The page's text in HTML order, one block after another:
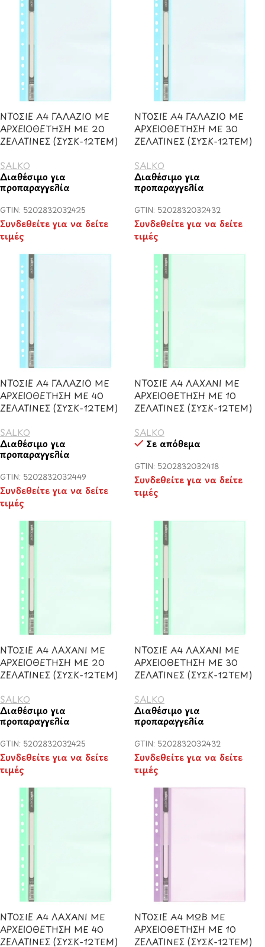
ΝΤΟΣΙΕ Α4 ΓΑΛΑΖΙΟ ΜΕ
ΑΡΧΕΙΟΘΕΤΗΣΗ ΜΕ 20
ΖΕΛΑΤΙΝΕΣ (ΣΥΣΚ-12ΤΕΜ)
SALKO
Διαθέσιμο για
προπαραγγελία
GTIN: 5202832032425
Συνδεθείτε για να δείτε
τιμές
ΝΤΟΣΙΕ Α4 ΓΑΛΑΖΙΟ ΜΕ
ΑΡΧΕΙΟΘΕΤΗΣΗ ΜΕ 30
ΖΕΛΑΤΙΝΕΣ (ΣΥΣΚ-12ΤΕΜ)
SALKO
Διαθέσιμο για
προπαραγγελία
GTIN: 5202832032432
Συνδεθείτε για να δείτε
τιμές
ΝΤΟΣΙΕ Α4 ΓΑΛΑΖΙΟ ΜΕ
ΑΡΧΕΙΟΘΕΤΗΣΗ ΜΕ 40
ΖΕΛΑΤΙΝΕΣ (ΣΥΣΚ-12ΤΕΜ)
SALKO
Διαθέσιμο για
προπαραγγελία
GTIN: 5202832032449
Συνδεθείτε για να δείτε
τιμές
ΝΤΟΣΙΕ Α4 ΛΑΧΑΝΙ ΜΕ
ΑΡΧΕΙΟΘΕΤΗΣΗ ΜΕ 10
ΖΕΛΑΤΙΝΕΣ (ΣΥΣΚ-12ΤΕΜ)
SALKO
Σε απόθεμα
GTIN: 5202832032418
Συνδεθείτε για να δείτε
τιμές
ΝΤΟΣΙΕ Α4 ΛΑΧΑΝΙ ΜΕ
ΑΡΧΕΙΟΘΕΤΗΣΗ ΜΕ 20
ΖΕΛΑΤΙΝΕΣ (ΣΥΣΚ-12ΤΕΜ)
SALKO
Διαθέσιμο για
προπαραγγελία
GTIN: 5202832032425
Συνδεθείτε για να δείτε
τιμές
ΝΤΟΣΙΕ Α4 ΛΑΧΑΝΙ ΜΕ
ΑΡΧΕΙΟΘΕΤΗΣΗ ΜΕ 30
ΖΕΛΑΤΙΝΕΣ (ΣΥΣΚ-12ΤΕΜ)
SALKO
Διαθέσιμο για
προπαραγγελία
GTIN: 5202832032432
Συνδεθείτε για να δείτε
τιμές
ΝΤΟΣΙΕ Α4 ΛΑΧΑΝΙ ΜΕ
ΑΡΧΕΙΟΘΕΤΗΣΗ ΜΕ 40
ΖΕΛΑΤΙΝΕΣ (ΣΥΣΚ-12ΤΕΜ)
ΝΤΟΣΙΕ Α4 ΜΩΒ ΜΕ
ΑΡΧΕΙΟΘΕΤΗΣΗ ΜΕ 10
ΖΕΛΑΤΙΝΕΣ (ΣΥΣΚ-12ΤΕΜ)